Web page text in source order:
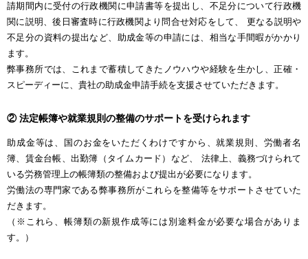
請期間内に受付の行政機関に申請書等を提出し、不足分について行政機
関に説明、後日審査時に行政機関より問合せ対応をして、 更なる説明や
不足分の資料の提出など、助成金等の申請には、相当な手間暇がかかり
ます。
弊事務所では、これまで蓄積してきたノウハウや経験を生かし、正確・
スピーディーに、貴社の助成金申請手続を支援させていただきます。
② 法定帳簿や就業規則の整備のサポートを受けられます
助成金等は、国のお金をいただくわけですから、就業規則、労働者名
簿、賃金台帳、出勤簿（タイムカード）など、 法律上、義務づけられて
いる労務管理上の帳簿類の整備および提出が必要になります。
労働法の専門家である弊事務所がこれらを整備等をサポートさせていた
だきます。
（※これら、帳簿類の新規作成等には別途料金が必要な場合がありま
す。）